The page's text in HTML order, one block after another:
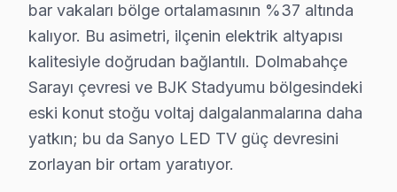
Arnavutköy'de Sanyo TV Servisi
Arnavutköy mahallesinde Sanyo televizyon’ler
Balmumcu'da Sanyo TV Servisi
Balmumcu’da Sanyo ekran sahipleri,
Bebek'te Sanyo TV Servisi
bar vakaları bölge ortalamasının %37 altında
kalıyor. Bu asimetri, ilçenin elektrik altyapısı
kalitesiyle doğrudan bağlantılı. Dolmabahçe
Sarayı çevresi ve BJK Stadyumu bölgesindeki
eski konut stoğu voltaj dalgalanmalarına daha
yatkın; bu da Sanyo LED TV güç devresini
zorlayan bir ortam yaratıyor.